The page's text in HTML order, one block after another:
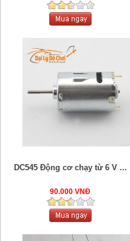
DC545 Động cơ chạy từ 6 V ...
90.000 VNĐ